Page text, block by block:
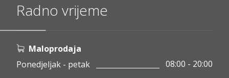
Radno vrijeme
Maloprodaja
Ponedjeljak - petak
08:00 - 20:00